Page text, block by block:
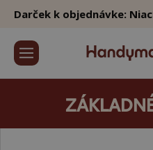
Darček k objednávke: